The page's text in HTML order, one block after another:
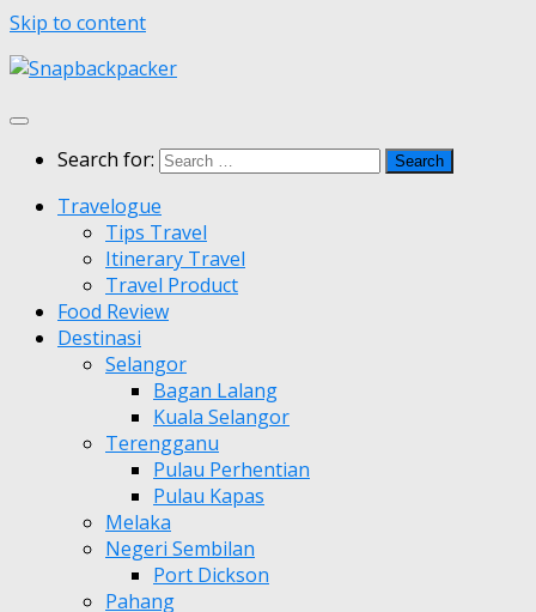
Skip to content
Search for:
Travelogue
Tips Travel
Itinerary Travel
Travel Product
Food Review
Destinasi
Selangor
Bagan Lalang
Kuala Selangor
Terengganu
Pulau Perhentian
Pulau Kapas
Melaka
Negeri Sembilan
Port Dickson
Pahang